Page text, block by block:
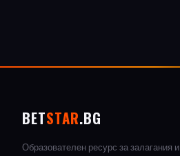
BETSTAR.BG
Образователен ресурс за залагания и